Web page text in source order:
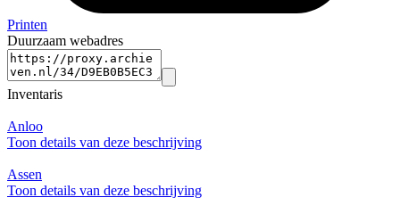
Printen
Duurzaam webadres
Inventaris
Anloo
Toon details van deze beschrijving
Assen
Toon details van deze beschrijving